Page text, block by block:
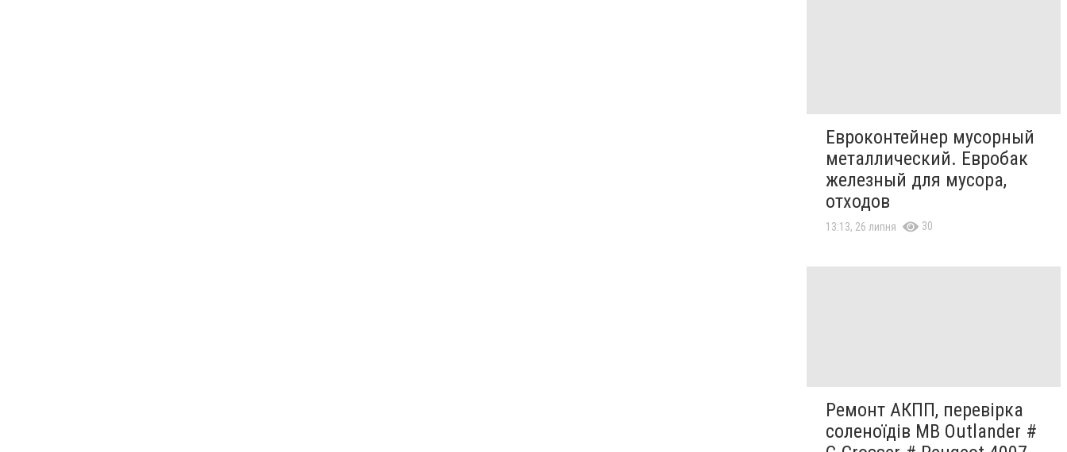
Евроконтейнер мусорный
металлический. Евробак
железный для мусора,
отходов
13:13, 26 липня 30
Ремонт АКПП, перевірка
соленоїдів MB Outlander #